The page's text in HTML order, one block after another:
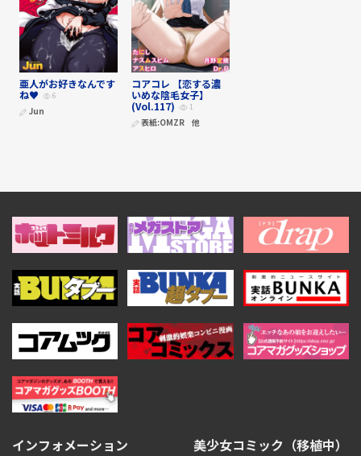
亜人がお好きなんです
ね♥
6
Jun
コアコレ 【恋する濃
いめな陰毛女子】
(Vol.117)
1
表紙:OMZR 他
インフォメーション
美少女コミック（移植中）